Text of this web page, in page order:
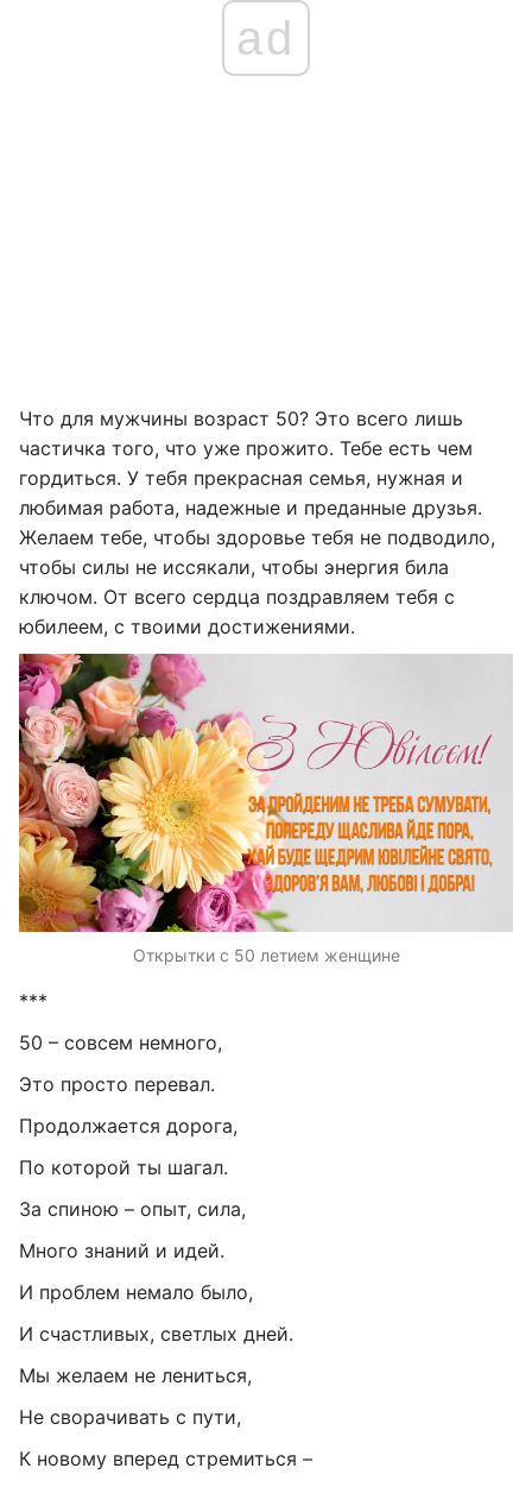
ad
Что для мужчины возраст 50? Это всего лишь
частичка того, что уже прожито. Тебе есть чем
гордиться. У тебя прекрасная семья, нужная и
любимая работа, надежные и преданные друзья.
Желаем тебе, чтобы здоровье тебя не подводило,
чтобы силы не иссякали, чтобы энергия била
ключом. От всего сердца поздравляем тебя с
юбилеем, с твоими достижениями.
Открытки с 50 летием женщине
***
50 – совсем немного,
Это просто перевал.
Продолжается дорога,
По которой ты шагал.
За спиною – опыт, сила,
Много знаний и идей.
И проблем немало было,
И счастливых, светлых дней.
Мы желаем не лениться,
Не сворачивать с пути,
К новому вперед стремиться –